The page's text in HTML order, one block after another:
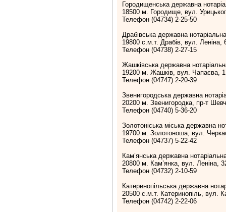
Городищенська державна
18500 м. Городище, вул.
Телефон (04734) 2-25-50
Драбівська державна
19800 с.м.т. Драбів, вул. Леніна,
Телефон (04738) 2-27-15
Жашківська державна
19200 м. Жашків, вул. Чапаєва, 1
Телефон (04747) 2-20-39
Звенигородська державна
20200 м. Звенигородка, пр-т
Телефон (04740) 5-36-20
Золотоніська міська державна
19700 м. Золотоноша, вул.
Телефон (04737) 5-22-42
Кам’янська державна
20800 м. Кам’янка, вул. Леніна,
Телефон (04732) 2-10-59
Катеринопільська державна
20500 с.м.т. Катеринопіль, вул.
Телефон (04742) 2-22-06